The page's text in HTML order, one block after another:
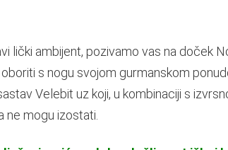
lički ambijent, pozivamo vas na doček
s nogu svojom gurmanskom
Velebit uz koji, u kombinaciji s
ne mogu izostati.